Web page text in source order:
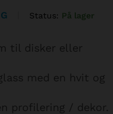
Status: På lager
til disker eller
med en hvit og
profilering / dekor.